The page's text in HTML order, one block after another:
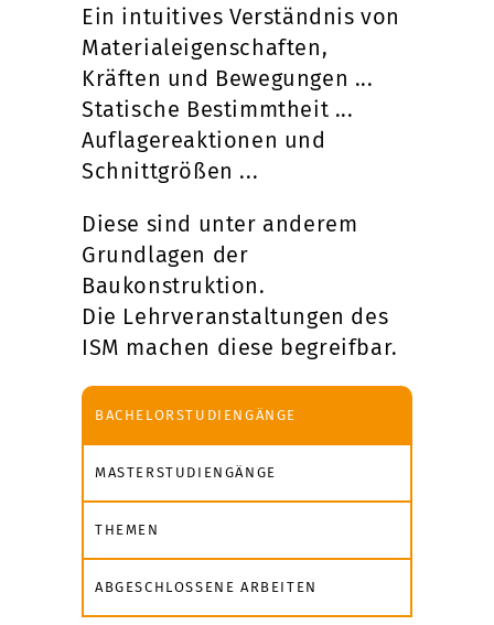
Ein intuitives Verständnis von
Materialeigenschaften,
Kräften und Bewegungen ...
Statische Bestimmtheit ...
Auflagereaktionen und
Schnittgrößen ...
Diese sind unter anderem
Grundlagen der
Baukonstruktion.
Die Lehrveranstaltungen des
ISM machen diese begreifbar.
BACHELORSTUDIENGÄNGE
MASTERSTUDIENGÄNGE
THEMEN
ABGESCHLOSSENE ARBEITEN